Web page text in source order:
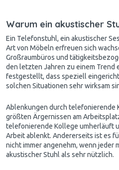
Warum ein akustischer
Ein Telefonstuhl, ein akustischer
Art von Möbeln erfreuen sich
Großraumbüros und
den letzten Jahren zu einem Trend
festgestellt, dass speziell
solchen Situationen sehr wirksam
Ablenkungen durch telefonierende
größten Ärgernissen am
telefonierende Kollege umherläuft
Arbeit ablenkt. Andererseits ist es
nicht immer angenehm, wenn jeder
akustischer Stuhl als sehr nützlich.